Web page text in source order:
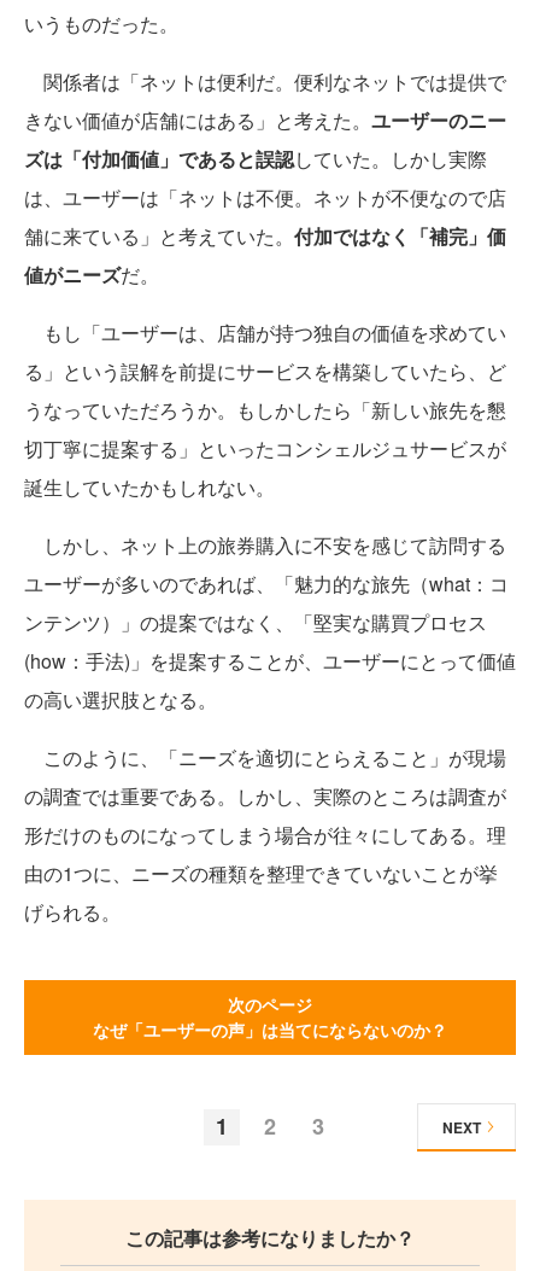
いうものだった。
関係者は「ネットは便利だ。便利なネットでは提供で
きない価値が店舗にはある」と考えた。 ユーザーのニー
ズは「付加価値」であると誤認していた。しかし実際
は、ユーザーは「ネットは不便。ネットが不便なので店
舗に来ている」と考えていた。 付加ではなく「補完」価
値がニーズだ。
もし「ユーザーは、店舗が持つ独自の価値を求めてい
る」という誤解を前提にサービスを構築していたら、ど
うなっていただろうか。もしかしたら「新しい旅先を懇
切丁寧に提案する」といったコンシェルジュサービスが
誕生していたかもしれない。
しかし、ネット上の旅券購入に不安を感じて訪問する
ユーザーが多いのであれば、「魅力的な旅先（what：コ
ンテンツ）」の提案ではなく、「堅実な購買プロセス
(how：手法)」を提案することが、ユーザーにとって価値
の高い選択肢となる。
このように、「ニーズを適切にとらえること」が現場
の調査では重要である。しかし、実際のところは調査が
形だけのものになってしまう場合が往々にしてある。理
由の1つに、ニーズの種類を整理できていないことが挙
げられる。
次のページ
なぜ「ユーザーの声」は当てにならないのか？
1 2 3 NEXT
この記事は参考になりましたか？